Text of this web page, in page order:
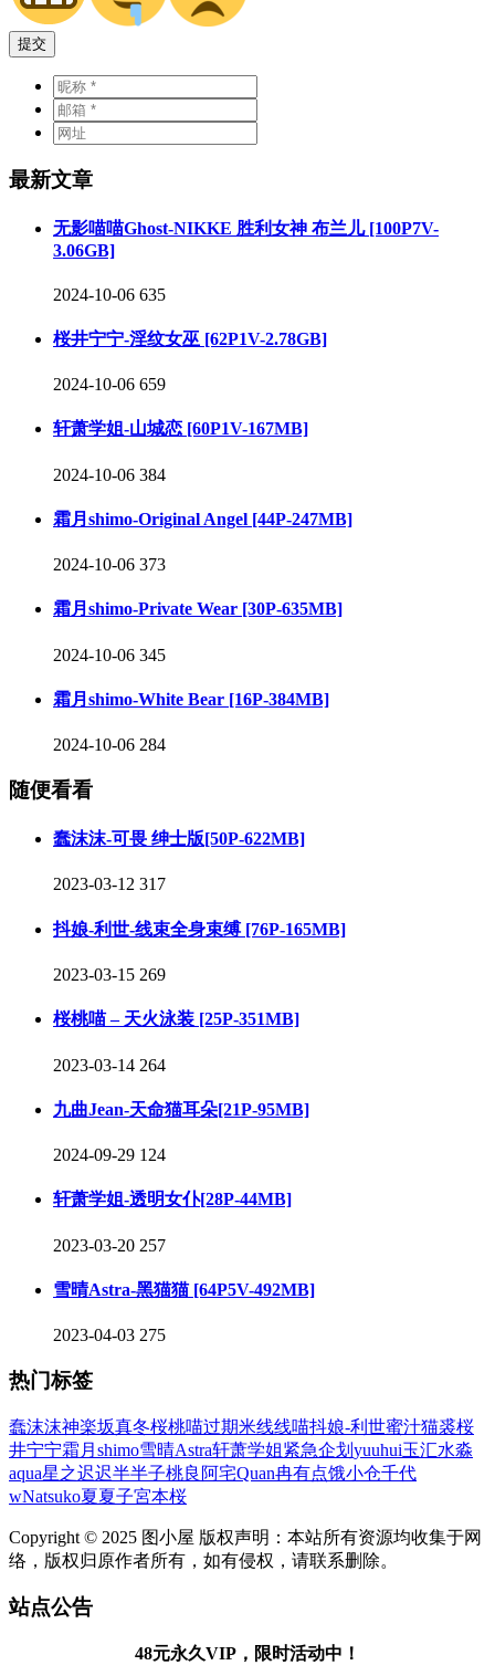
提交
最新文章
无影喵喵Ghost-NIKKE 胜利女神 布兰儿 [100P7V-
3.06GB]
2024-10-06 635
桜井宁宁-淫纹女巫 [62P1V-2.78GB]
2024-10-06 659
轩萧学姐-山城恋 [60P1V-167MB]
2024-10-06 384
霜月shimo-Original Angel [44P-247MB]
2024-10-06 373
霜月shimo-Private Wear [30P-635MB]
2024-10-06 345
霜月shimo-White Bear [16P-384MB]
2024-10-06 284
随便看看
蠢沫沫-可畏 绅士版[50P-622MB]
2023-03-12 317
抖娘-利世-线束全身束缚 [76P-165MB]
2023-03-15 269
桜桃喵 – 天火泳装 [25P-351MB]
2023-03-14 264
九曲Jean-天命猫耳朵[21P-95MB]
2024-09-29 124
轩萧学姐-透明女仆[28P-44MB]
2023-03-20 257
雪晴Astra-黑猫猫 [64P5V-492MB]
2023-04-03 275
热门标签
蠢沫沫神楽坂真冬桜桃喵过期米线线喵抖娘-利世蜜汁猫裘桜
井宁宁霜月shimo雪晴Astra轩萧学姐紧急企划 yuuhui玉汇水淼
aqua星之迟迟半半子桃良阿宅Quan冉有点饿小仓千代
wNatsuko夏夏子宮本桜
Copyright © 2025 图小屋 版权声明：本站所有资源均收集于网
络，版权归原作者所有，如有侵权，请联系删除。
站点公告
48元永久VIP，限时活动中！